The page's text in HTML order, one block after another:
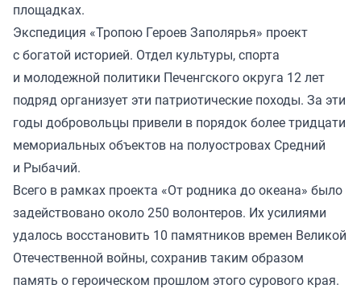
площадках.
Экспедиция «Тропою Героев Заполярья» проект
с богатой историей. Отдел культуры, спорта
и молодежной политики Печенгского округа 12 лет
подряд организует эти патриотические походы. За эти
годы добровольцы привели в порядок более тридцати
мемориальных объектов на полуостровах Средний
и Рыбачий.
Всего в рамках проекта «От родника до океана» было
задействовано около 250 волонтеров. Их усилиями
удалось восстановить 10 памятников времен Великой
Отечественной войны, сохранив таким образом
память о героическом прошлом этого сурового края.